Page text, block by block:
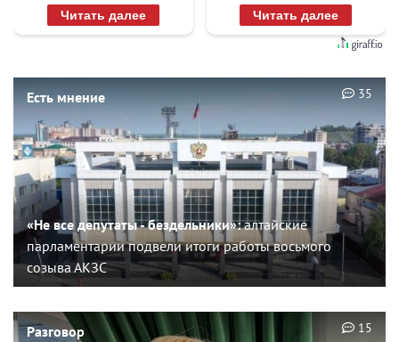
раз
Читать далее Читать далее
Есть мнение
«Не все депутаты - бездельники»:алтайские
парламентарии подвели итоги работы восьмого
созыва АКЗС
35
Разговор 15